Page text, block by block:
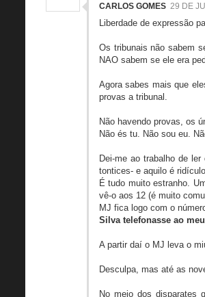
CARLOS GOMES 29 DE
Liberdade de expressão
Os tribunais não sabem
NAO sabem se ele era
Agora sabes mais que
provas a tribunal.
Não havendo provas, os
Não és tu. Não sou eu.
Dei-me ao trabalho de
tontices- e aquilo é ridículo.
É tudo muito estranho.
vê-o aos 12 (é muito
MJ fica logo com o
Silva telefonasse ao
A partir daí o MJ leva o
Desculpa, mas até as
No meio dos disparates